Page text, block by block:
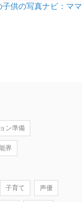
供の写真ナビ：ママ
ン準備
界
子育て 声優